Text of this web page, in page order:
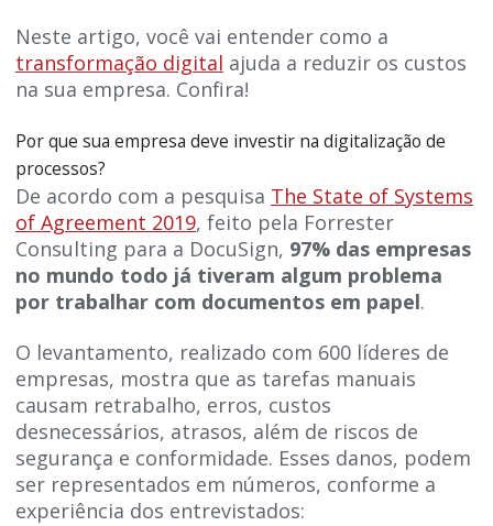
Neste artigo, você vai entender como a
transformação digital ajuda a reduzir os custos
na sua empresa. Confira!
Por que sua empresa deve investir na digitalização de
processos?
De acordo com a pesquisa The State of Systems
of Agreement 2019, feito pela Forrester
Consulting para a DocuSign, 97% das empresas
no mundo todo já tiveram algum problema
por trabalhar com documentos em papel.
O levantamento, realizado com 600 líderes de
empresas, mostra que as tarefas manuais
causam retrabalho, erros, custos
desnecessários, atrasos, além de riscos de
segurança e conformidade. Esses danos, podem
ser representados em números, conforme a
experiência dos entrevistados: